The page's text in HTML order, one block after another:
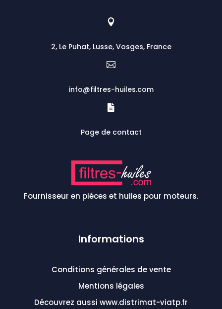

2, Le Puhat, Lusse, Vosges, France

info@filtres-huiles.com

Page de contact
Fournisseur en piéces et huiles pour moteurs.
Informations
Conditions générales de vente
Mentions légales
Découvrez aussi www.distrimat-viatp.fr